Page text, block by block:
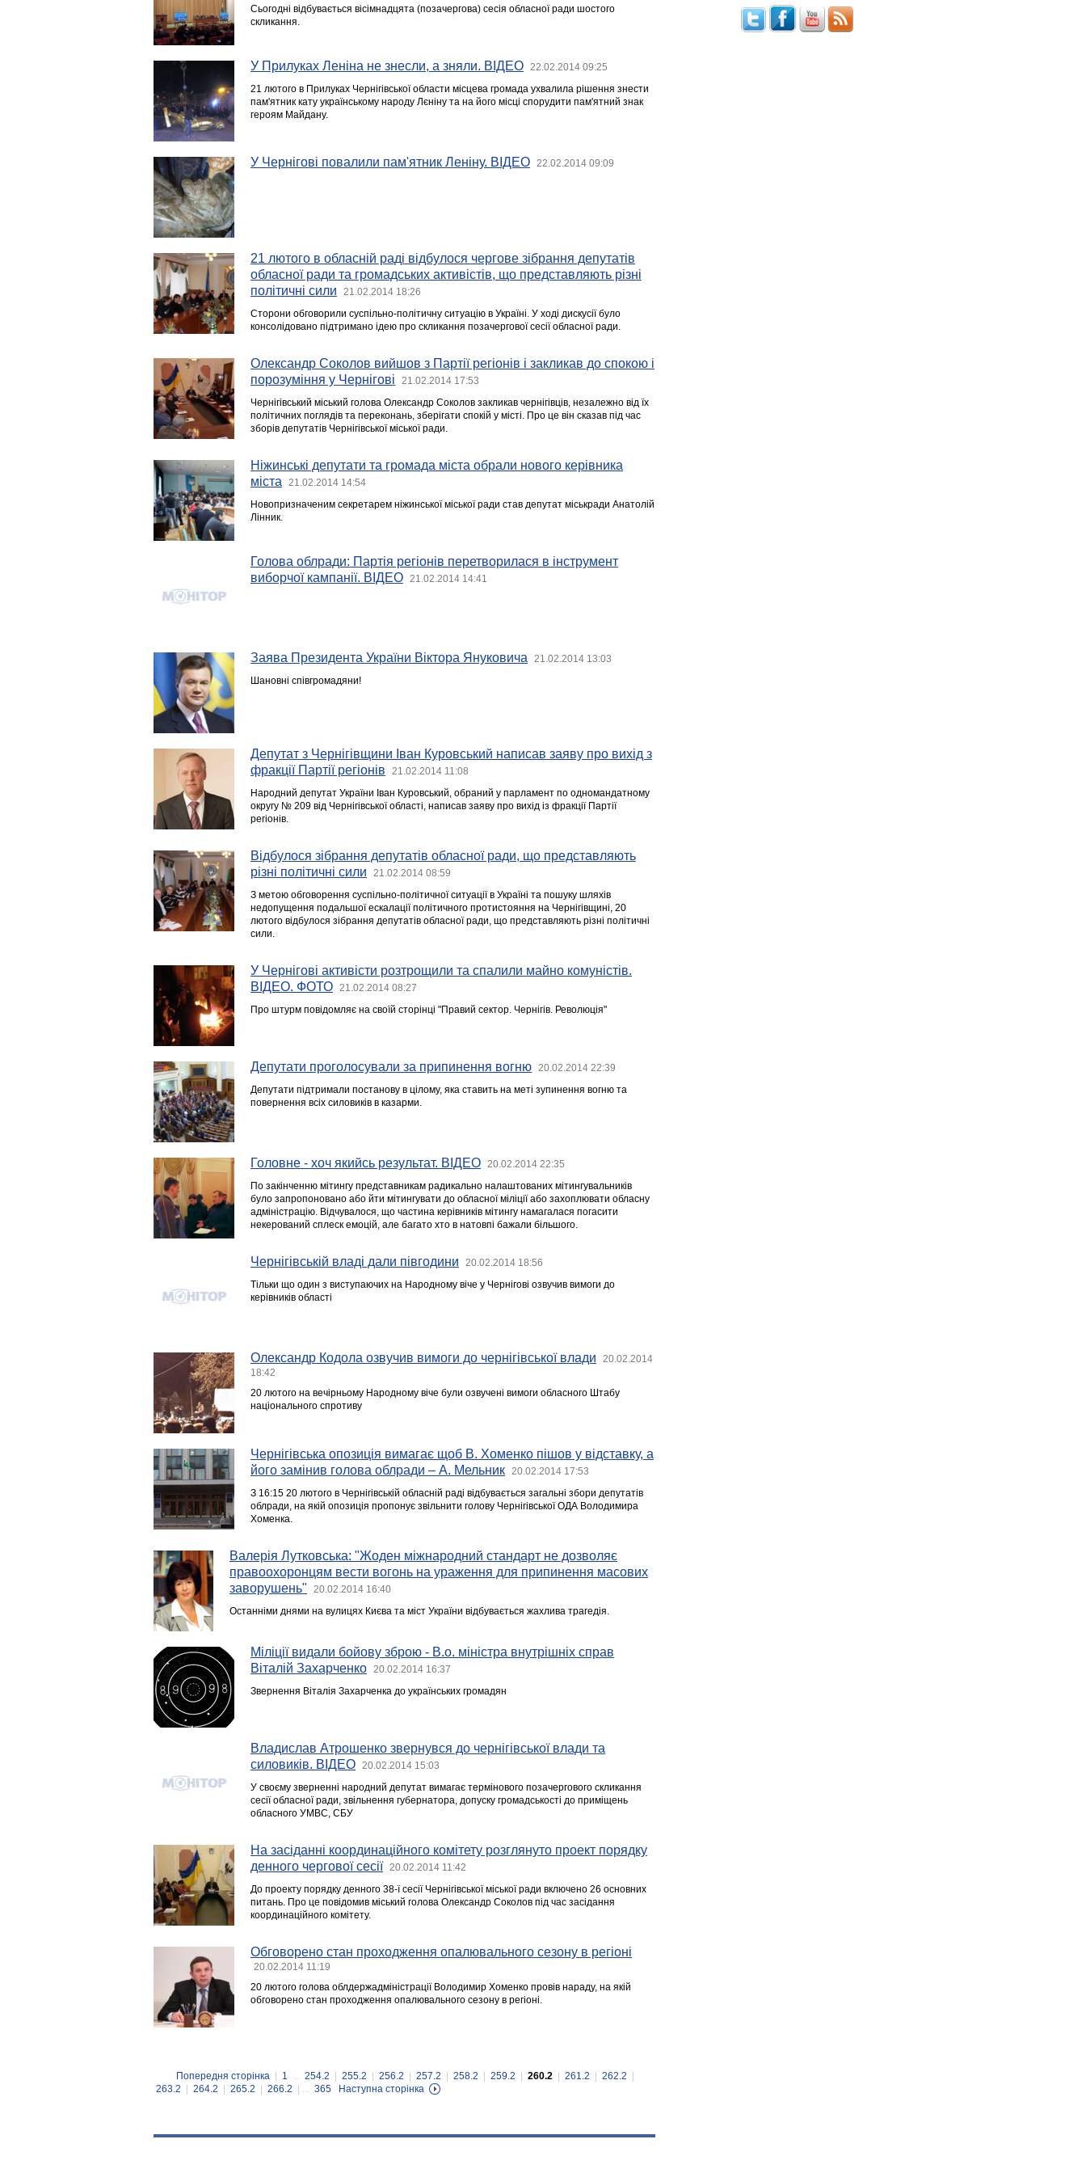
Сьогодні відбувається вісімнадцята (позачергова) сесія обласної ради шостого
скликання.
У Прилуках Леніна не знесли, а зняли. ВІДЕО 22.02.2014 09:25
21 лютого в Прилуках Чернігівської области місцева громада ухвалила рішення знести
пам'ятник кату українському народу Лєніну та на його місці спорудити пам'ятний знак
героям Майдану.
У Чернігові повалили пам'ятник Леніну. ВІДЕО 22.02.2014 09:09
21 лютого в обласній раді відбулося чергове зібрання депутатів
обласної ради та громадських активістів, що представляють різні
політичні сили
21.02.2014 18:26
Сторони обговорили суспільно-політичну ситуацію в Україні. У ході дискусії було
консолідовано підтримано ідею про скликання позачергової сесії обласної ради.
Олександр Соколов вийшов з Партії регіонів і закликав до спокою і
порозуміння у Чернігові
21.02.2014 17:53
Чернігівський міський голова Олександр Соколов закликав чернігівців, незалежно від їх
політичних поглядів та переконань, зберігати спокій у місті. Про це він сказав під час
зборів депутатів Чернігівської міської ради.
Ніжинські депутати та громада міста обрали нового керівника
міста
21.02.2014 14:54
Новопризначеним секретарем ніжинської міської ради став депутат міськради Анатолій
Лінник.
Голова облради: Партія регіонів перетворилася в інструмент
виборчої кампанії. ВІДЕО
21.02.2014 14:41
Заява Президента України Віктора Януковича 21.02.2014 13:03
Шановні співгромадяни!
Депутат з Чернігівщини Іван Куровський написав заяву про вихід з
фракції Партії регіонів
21.02.2014 11:08
Народний депутат України Іван Куровський, обраний у парламент по одномандатному
округу № 209 від Чернігівської області, написав заяву про вихід із фракції Партії
регіонів.
Відбулося зібрання депутатів обласної ради, що представляють
різні політичні сили
21.02.2014 08:59
З метою обговорення суспільно-політичної ситуації в Україні та пошуку шляхів
недопущення подальшої ескалації політичного протистояння на Чернігівщині, 20
лютого відбулося зібрання депутатів обласної ради, що представляють різні політичні
сили.
У Чернігові активісти розтрощили та спалили майно комуністів.
ВІДЕО. ФОТО
21.02.2014 08:27
Про штурм повідомляє на своїй сторінці "Правий сектор. Чернігів. Революція"
Депутати проголосували за припинення вогню 20.02.2014 22:39
Депутати підтримали постанову в цілому, яка ставить на меті зупинення вогню та
повернення всіх силовиків в казарми.
Головне - хоч якийсь результат. ВІДЕО 20.02.2014 22:35
По закінченню мітингу представникам радикально налаштованих мітингувальників
було запропоновано або йти мітингувати до обласної міліції або захоплювати обласну
адміністрацію. Відчувалося, що частина керівників мітингу намагалася погасити
некерований сплеск емоцій, але багато хто в натовпі бажали більшого.
Чернігівській владі дали півгодини 20.02.2014 18:56
Тільки що один з виступаючих на Народному віче у Чернігові озвучив вимоги до
керівників області
Олександр Кодола озвучив вимоги до чернігівської влади
20.02.2014
18:42
20 лютого на вечірньому Народному віче були озвучені вимоги обласного Штабу
національного спротиву
Чернігівська опозиція вимагає щоб В. Хоменко пішов у відставку, а
його замінив голова облради – А. Мельник
20.02.2014 17:53
З 16:15 20 лютого в Чернігівській обласній раді відбувається загальні збори депутатів
облради, на якій опозиція пропонує звільнити голову Чернігівської ОДА Володимира
Хоменка.
Валерія Лутковська: "Жоден міжнародний стандарт не дозволяє
правоохоронцям вести вогонь на ураження для припинення масових
заворушень"
20.02.2014 16:40
Останніми днями на вулицях Києва та міст України відбувається жахлива трагедія.
Міліції видали бойову зброю - В.о. міністра внутрішніх справ
Віталій Захарченко
20.02.2014 16:37
Звернення Віталія Захарченка до українських громадян
Владислав Атрошенко звернувся до чернігівської влади та
силовиків. ВІДЕО
20.02.2014 15:03
У своєму зверненні народний депутат вимагає термінового позачергового скликання
сесії обласної ради, звільнення губернатора, допуску громадськості до приміщень
обласного УМВС, СБУ
На засіданні координаційного комітету розглянуто проект порядку
денного чергової сесії
20.02.2014 11:42
До проекту порядку денного 38-ї сесії Чернігівської міської ради включено 26 основних
питань. Про це повідомив міський голова Олександр Соколов під час засідання
координаційного комітету.
Обговорено стан проходження опалювального сезону в регіоні
20.02.2014 11:19
20 лютого голова облдержадміністрації Володимир Хоменко провів нараду, на якій
обговорено стан проходження опалювального сезону в регіоні.
Попередня сторінка 1 ... 254.2 255.2 256.2 257.2 258.2 259.2 260.2 261.2 262.2
263.2
264.2 265.2 266.2 | ... 365 Наступна сторінка